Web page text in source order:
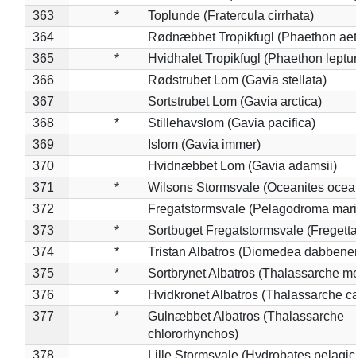
363
*
Toplunde (Fratercula cirrhata)
364
Rødnæbbet Tropikfugl (Phaethon
365
*
Hvidhalet Tropikfugl (Phaethon
366
Rødstrubet Lom (Gavia stellata)
367
Sortstrubet Lom (Gavia arctica)
368
*
Stillehavslom (Gavia pacifica)
369
Islom (Gavia immer)
370
Hvidnæbbet Lom (Gavia adamsii)
371
*
Wilsons Stormsvale (Oceanites
372
Fregatstormsvale (Pelagodroma
373
*
Sortbuget Fregatstormsvale
374
*
Tristan Albatros (Diomedea
375
*
Sortbrynet Albatros (Thalassarche
376
*
Hvidkronet Albatros (Thalassarche
377
*
Gulnæbbet Albatros (Thalassarche
chlororhynchos)
378
Lille Stormsvale (Hydrobates